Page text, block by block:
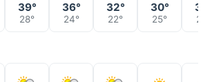
39°
28°
36°
24°
32°
22°
30°
25° 24°